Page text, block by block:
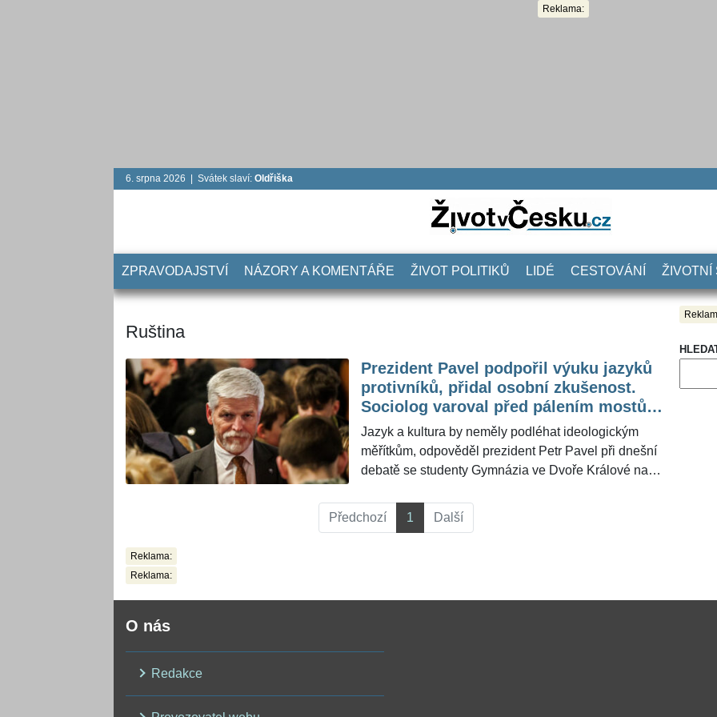
Reklama:
6. srpna 2026 | Svátek slaví: Oldřiška
ZPRAVODAJSTVÍ NÁZORY A KOMENTÁŘE ŽIVOT POLITIKŮ LIDÉ CESTOVÁNÍ ŽIVOTNÍ
Ruština
Prezident Pavel podpořil výuku jazyků
protivníků, přidal osobní zkušenost.
Sociolog varoval před pálením mostů a
izolací
Jazyk a kultura by neměly podléhat ideologickým
měřítkům, odpověděl prezident Petr Pavel při dnešní
debatě se studenty Gymnázia ve Dvoře Králové nad
na základních školách. Zmínil, jak se mu ruština
Ukrajině, která se přes tři roky brání ruské agresi,
Předchozí 1 Další
Reklama:
Reklama:
O nás
Redakce